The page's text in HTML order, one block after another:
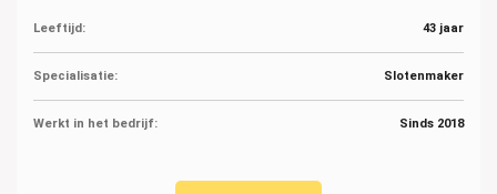
Leeftijd: 43 jaar
Specialisatie: Slotenmaker
Werkt in het bedrijf: Sinds 2018